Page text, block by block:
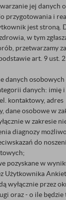
jej danych
przygotowania i
jest stroną.
w tym
przetwarzamy
art. 9 ust.
danych osobowych
danych: imię i
kontaktowy, adres
dane osobowe w
w zakresie
diagnozy
do
pozyskane w
Użytkownika
wyłącznie przez
oraz - o ile będzie